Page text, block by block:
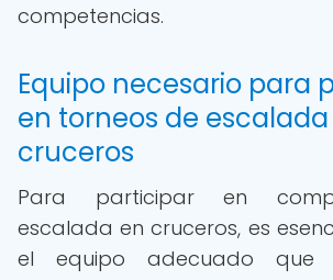
competencias.
Equipo necesario para
en torneos de
cruceros
Para participar en
escalada en cruceros, es
el equipo adecuado que